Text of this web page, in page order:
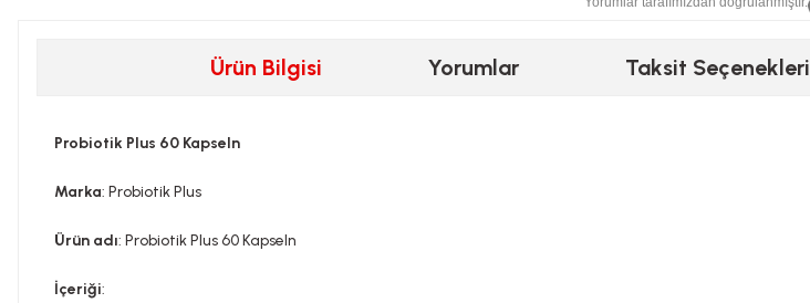
Ürün Bilgisi Yorumlar Taksit Seçenekleri
Probiotik Plus 60 Kapseln
Marka: Probiotik Plus
Ürün adı: Probiotik Plus 60 Kapseln
İçeriği: